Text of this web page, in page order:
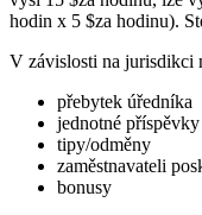
hodin x 5 $za hodinu).
V závislosti na jurisdikci
přebytek úředníka
jednotné příspěvky
tipy/odměny
zaměstnavateli
bonusy